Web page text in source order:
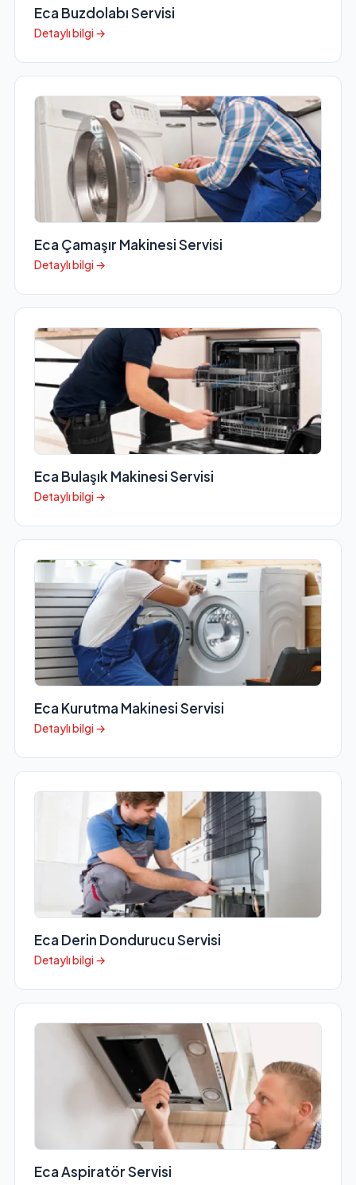
Eca Buzdolabı Servisi
Detaylı bilgi →
Eca Çamaşır Makinesi Servisi
Detaylı bilgi →
Eca Bulaşık Makinesi Servisi
Detaylı bilgi →
Eca Kurutma Makinesi Servisi
Detaylı bilgi →
Eca Derin Dondurucu Servisi
Detaylı bilgi →
Eca Aspiratör Servisi